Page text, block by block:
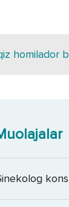
homilador